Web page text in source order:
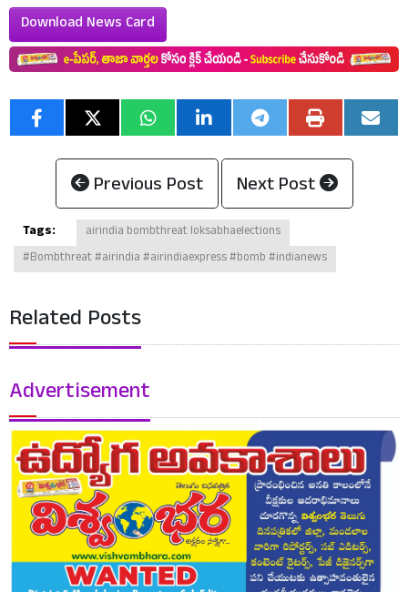
Download News Card
Previous Post Next Post
Tags:
airindia bombthreat loksabhaelections
#Bombthreat #airindia #airindiaexpress #bomb #indianews
Related Posts
Advertisement